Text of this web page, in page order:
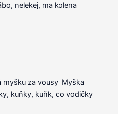
nelekej, ma kolena
myšku za vousy. Myška
kuňky, kuňk, do vodičky